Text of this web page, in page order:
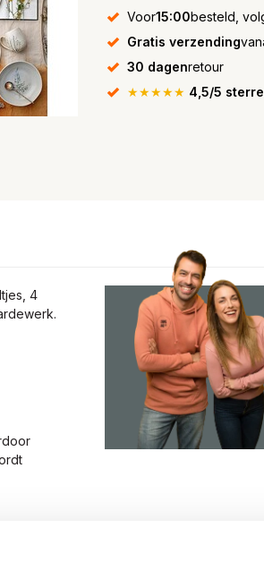
Voor15:00besteld,
Gratis verzending
30 dagenretour
★★★★★ 4,5/5
4